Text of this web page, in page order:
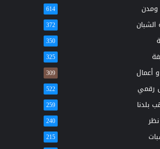
614
الشبان 372
350
325
أعمال 309
رقمي 522
بلدنا 259
240
215